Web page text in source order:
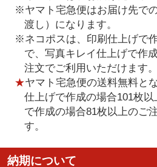
※ヤマト宅急便はお届け先で
渡し）になります。
※ネコポスは、印刷仕上げで
で、写真キレイ仕上げで作
注文でご利用いただけます。
★ヤマト宅急便の送料無料と
仕上げで作成の場合101枚
で作成の場合81枚以上のご
す。
納期について